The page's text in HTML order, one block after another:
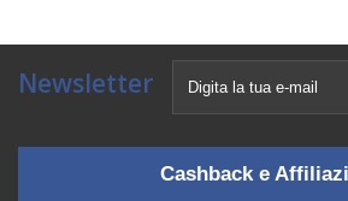
Newsletter
Cashback e